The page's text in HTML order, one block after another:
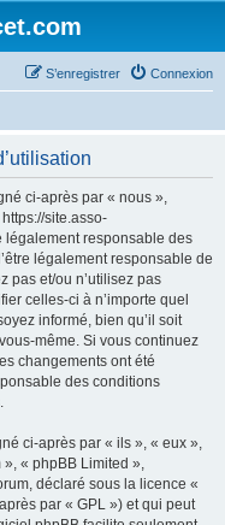
Connexion
S’enregistrer
ci-après par « nous »,
site.asso-
légalement responsable des
légalement responsable de
pas et/ou n’utilisez pas
celles-ci à n’importe quel
informé, bien qu’il soit
même. Si vous continuez
changements ont été
des conditions
ci-après par « ils », « eux »,
« phpBB Limited »,
déclaré sous la licence «
par « GPL ») et qui peut